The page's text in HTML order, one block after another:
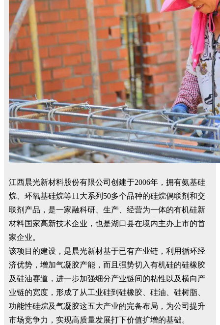
江西晨光新材料股份有限公司创建于2006年，拥有氨基硅
烷、环氧基硅烷等11大系列50多个品种的硅烷偶联剂和交
联剂产品，是一家融科研、生产、经营为一体的有机硅新
材料国家高新技术企业，也是湖口县在境内主办上市的首
家企业。
该项目的建设，是晨光新材基于已有产业链，利用循环经
济优势，增加气凝胶产能，而且强势切入有机硅的硅橡胶
及硅油赛道，进一步加强细分产业链间的粘性以及横向产
业链的宽度，形成了从工业硅到硅橡胶、硅油、硅树脂、
功能性硅烷及气凝胶这五大产业的完备布局，为公司提升
市场竞争力，实现高质量发展打下价值扩增的基础。